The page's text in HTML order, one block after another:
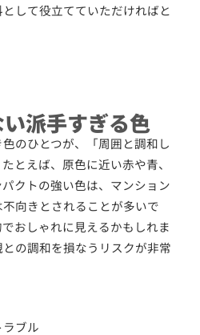
して役立てていただければと
派手すぎる色
のひとつが、「周囲と調和し
とえば、原色に近い赤や青、
クトの強い色は、マンション
向きとされることが多いで
おしゃれに見えるかもしれま
の調和を損なうリスクが非常
ブル